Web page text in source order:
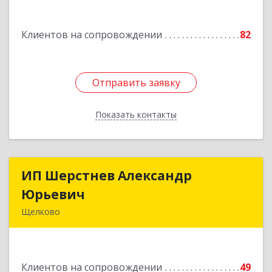
Клиентов на сопровождении 82
Отправить заявку
Показать контакты
Подробнее
Отправить заявку
Назад
ИП Шерстнев Александр
Юрьевич
Щелково
Клиентов на сопровождении 49
ИП Шерстнев Александр
Подробнее